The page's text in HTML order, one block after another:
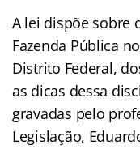
A lei dispõe sobre
Fazenda Pública
Distrito Federal,
as dicas dessa
gravadas pelo
Legislação,